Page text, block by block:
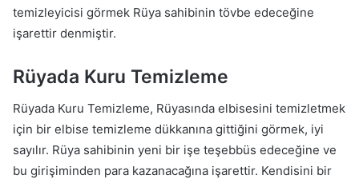
temizleyicisi görmek Rüya sahibinin tövbe edeceğine
işarettir denmiştir.
Rüyada Kuru Temizleme
Rüyada Kuru Temizleme, Rüyasında elbisesini temizletmek
için bir elbise temizleme dükkanına gittiğini görmek, iyi
sayılır. Rüya sahibinin yeni bir işe teşebbüs edeceğine ve
bu girişiminden para kazanacağına işarettir. Kendisini bir